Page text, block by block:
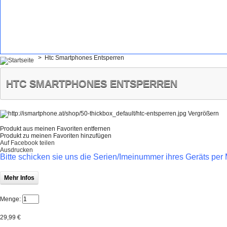
> Htc Smartphones Entsperren
HTC SMARTPHONES ENTSPERREN
Vergrößern
Produkt aus meinen Favoriten entfernen
Produkt zu meinen Favoriten hinzufügen
Auf Facebook teilen
Ausdrucken
Bitte schicken sie uns die Serien/Imeinummer ihres Geräts
Mehr Infos
Menge:
29,99 €